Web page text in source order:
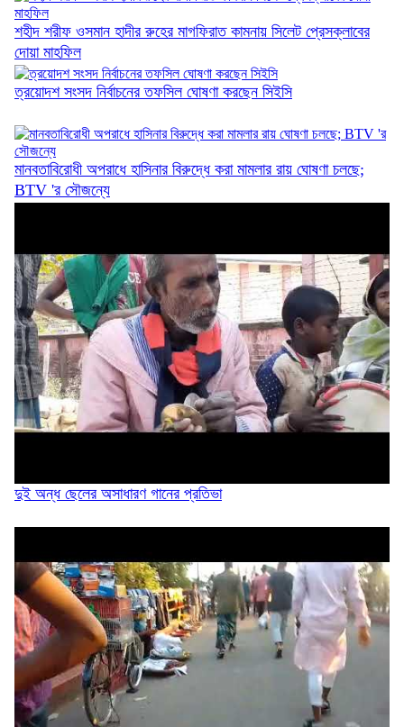
২৫ কোটি টাকার ৫ সেতুর কাজ অনিশ্চিত
দিরাইয়ে ৪০০ পিস ইয়াবাসহ কুখ্যাত মাদক কারবারি...
আড়াল করে কিনব্রিজ ‘আই লাভ সিলেট’ সাইনেজ...
সিলেট মহানগর বিএনপির সভাপতির দায়িত্বে ফিরলেন...
মনু সেচ প্রকল্পের জলাবদ্ধতা নিরসনের দাবিতে...
শহীদ শরীফ ওসমান হাদীর রুহের মাগফিরাত কামনায় সিলেট প্রেসক্লাবের
দোয়া মাহফিল
ত্রয়োদশ সংসদ নির্বাচনের তফসিল ঘোষণা করছেন সিইসি
মানবতাবিরোধী অপরাধে হাসিনার বিরুদ্ধে করা মামলার রায় ঘোষণা চলছে;
BTV 'র সৌজন্যে
দুই অন্ধ ছেলের অসাধারণ গানের প্রতিভা